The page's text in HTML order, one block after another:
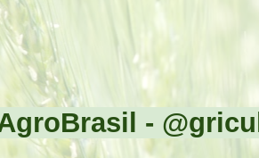
-